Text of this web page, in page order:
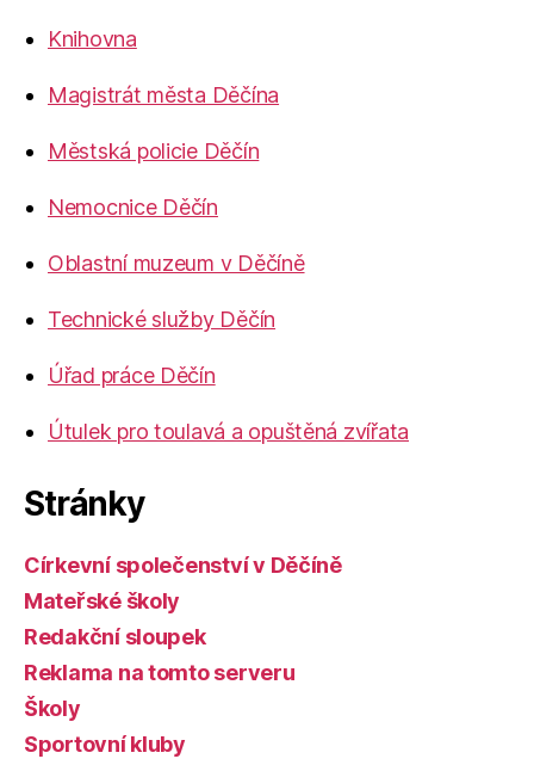
Knihovna
Magistrát města Děčína
Městská policie Děčín
Nemocnice Děčín
Oblastní muzeum v Děčíně
Technické služby Děčín
Úřad práce Děčín
Útulek pro toulavá a opuštěná zvířata
Stránky
Církevní společenství v Děčíně
Mateřské školy
Redakční sloupek
Reklama na tomto serveru
Školy
Sportovní kluby